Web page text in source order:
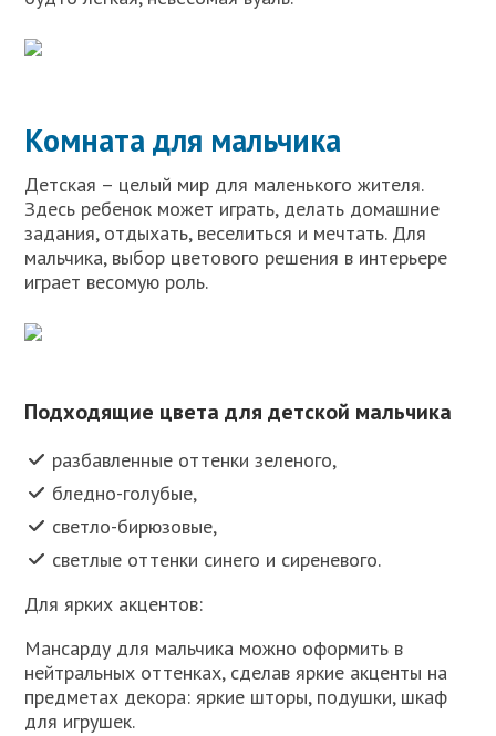
Комната для мальчика
Детская – целый мир для маленького жителя.
Здесь ребенок может играть, делать домашние
задания, отдыхать, веселиться и мечтать. Для
мальчика, выбор цветового решения в интерьере
играет весомую роль.
Подходящие цвета для детской мальчика
разбавленные оттенки зеленого,
бледно-голубые,
светло-бирюзовые,
светлые оттенки синего и сиреневого.
Для ярких акцентов:
Мансарду для мальчика можно оформить в
нейтральных оттенках, сделав яркие акценты на
предметах декора: яркие шторы, подушки, шкаф
для игрушек.